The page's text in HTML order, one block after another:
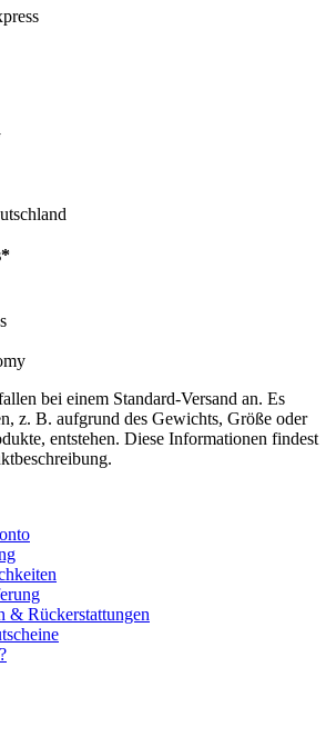
bei einem Standard-Versand an. Es
z. B. aufgrund des Gewichts, Größe oder
entstehen. Diese Informationen findest
& Rückerstattungen